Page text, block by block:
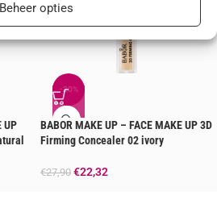
Beheer opties
UP
-20%
BABOR MAKE UP – FACE MAKE UP 3D
Firming Concealer 02 ivory
€27,90 €22,32